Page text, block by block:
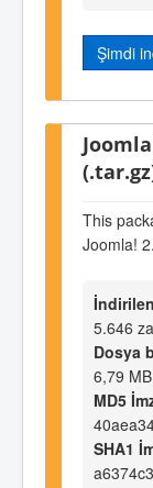
Şimdi
This
Joomla!
İndirilen
5.646
Dosya
6,79 MB
MD5
SHA1